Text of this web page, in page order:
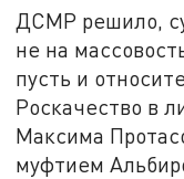
ДСМР решило,
не на
пусть и
Роскачество в
Максима
муфтием